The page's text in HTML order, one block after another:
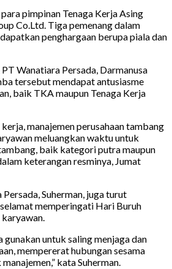
pimpinan Tenaga Kerja Asing
Co.Ltd. Tiga pemenang dalam
penghargaan berupa piala dan
Wanatiara Persada, Darmanusa
tersebut mendapat antusiasme
baik TKA maupun Tenaga Kerja
manajemen perusahaan tambang
meluangkan waktu untuk
baik kategori putra maupun
keterangan resminya, Jumat
Suherman, juga turut
memperingati Hari Buruh
karyawan.
gunakan untuk saling menjaga dan
mempererat hubungan sesama
kata Suherman.